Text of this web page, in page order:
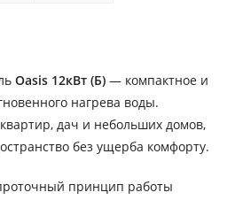
Oasis 12кВт (Б) — компактное и
нагрева воды.
дач и небольших домов,
без ущерба комфорту.
принцип работы